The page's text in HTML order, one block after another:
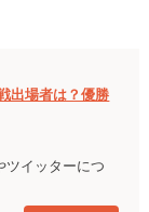
出場者は？優勝
ツイッターにつ